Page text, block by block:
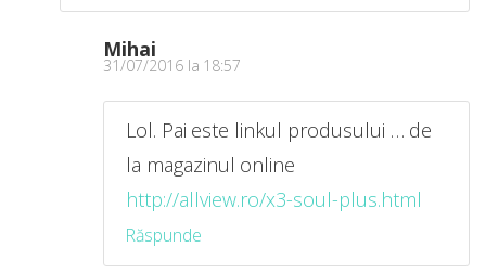
Mihai
31/07/2016 la 18:57
Lol. Pai este linkul produsului … de
la magazinul online
http://allview.ro/x3-soul-plus.html
Răspunde